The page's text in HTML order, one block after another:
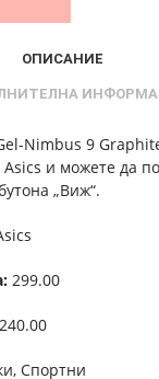
ОПИСАНИЕ
Nimbus 9
Asics и можете да
„Виж“.
299.00
240.00
Спортни